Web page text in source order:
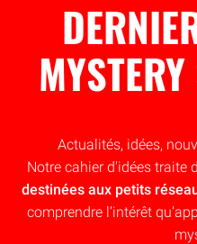
Actualités, idées,
Notre cahier d'idées traite
destinées aux petits
comprendre l’intérêt